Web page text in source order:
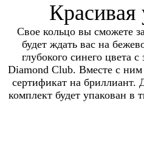
Красивая
Свое кольцо вы сможете
будет ждать вас на
глубокого синего цвета
Diamond Club. Вместе с ним
сертификат на бриллиант.
комплект будет упакован в